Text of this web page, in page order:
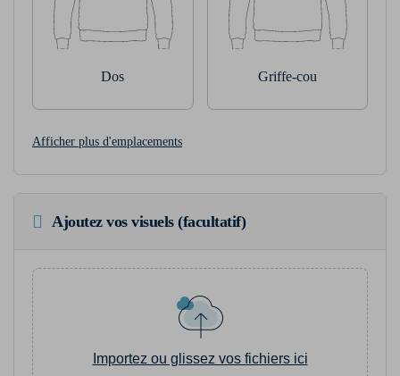
Dos Griffe-cou
Afficher plus d'emplacements
Ajoutez vos visuels (facultatif)
Importez ou glissez vos fichiers ici